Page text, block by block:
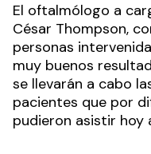
El oftalmólogo a
César Thompson,
personas
muy buenos
se llevarán a cabo
pacientes que por
pudieron asistir hoy